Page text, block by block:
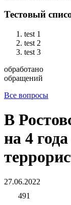
Тестовый
test 1
test 2
test 3
обработано
обращений
Все вопросы
В
на 4
27.06.2022
491